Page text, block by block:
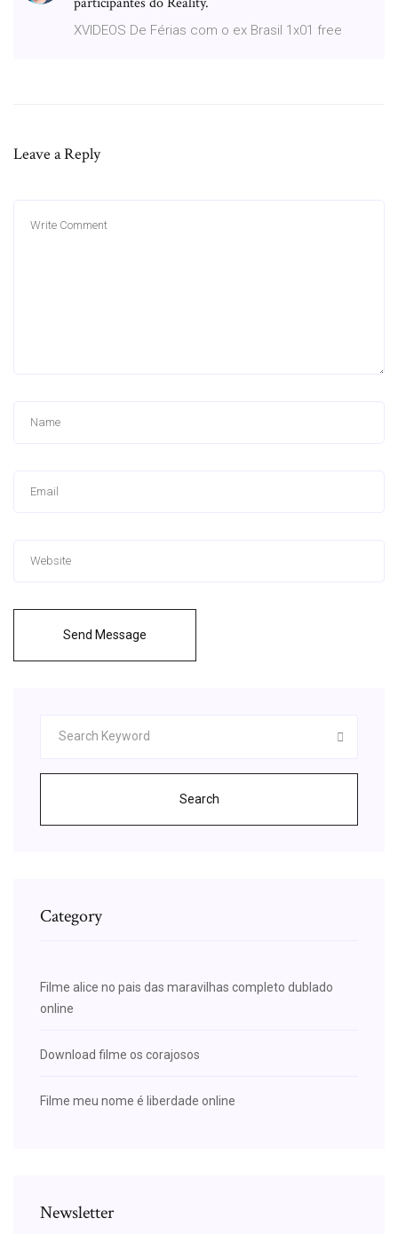
XVIDEOS De Férias com o ex Brasil 1x01 free
Leave a Reply
Send Message
Search
Category
Filme alice no pais das maravilhas completo dublado
online
Download filme os corajosos
Filme meu nome é liberdade online
Newsletter